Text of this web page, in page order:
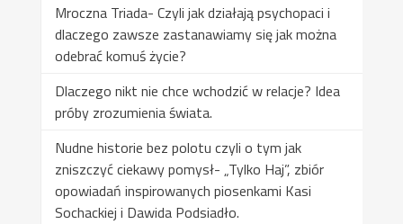
Mroczna Triada- Czyli jak działają psychopaci i
dlaczego zawsze zastanawiamy się jak można
odebrać komuś życie?
Dlaczego nikt nie chce wchodzić w relacje? Idea
próby zrozumienia świata.
Nudne historie bez polotu czyli o tym jak
zniszczyć ciekawy pomysł- „Tylko Haj”, zbiór
opowiadań inspirowanych piosenkami Kasi
Sochackiej i Dawida Podsiadło.